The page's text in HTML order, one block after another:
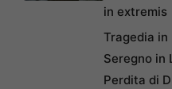
in extremis
Tragedia in
Seregno in
Perdita di